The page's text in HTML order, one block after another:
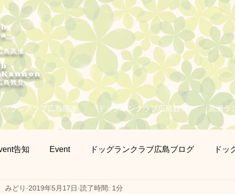
島黒瀬
島観音
グランクラブ広島黒瀬 ドッグランクラブ広島観音 黒瀬ラ
告知 Event ドッグランクラブ広島ブログ ドッ
カメラマンさん撮影 営業日のお知らせ
みどり 2019年5月17日 読了時間: 1分